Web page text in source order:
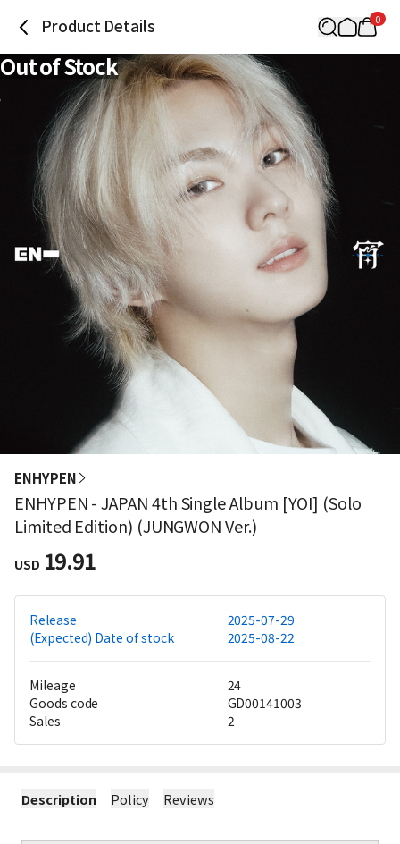
Product Details 0
Out of Stock
ENHYPEN
ENHYPEN - JAPAN 4th Single Album [YOI] (Solo
Limited Edition) (JUNGWON Ver.)
USD 19.91
Release
2025-07-29
(Expected) Date of stock
2025-08-22
Mileage
24
Goods code
GD00141003
Sales
2
Description Policy Reviews